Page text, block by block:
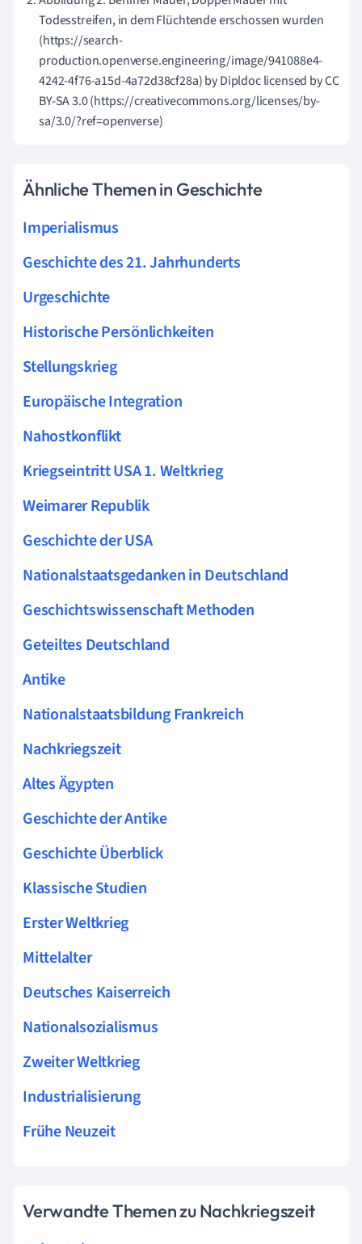
Todesstreifen, in dem Flüchtende erschossen wurden
(https://search-
production.openverse.engineering/image/941088e4-
4242-4f76-a15d-4a72d38cf28a) by Dipldoc licensed by CC
BY-SA 3.0 (https://creativecommons.org/licenses/by-
sa/3.0/?ref=openverse)
Ähnliche Themen in Geschichte
Imperialismus
Geschichte des 21. Jahrhunderts
Urgeschichte
Historische Persönlichkeiten
Stellungskrieg
Europäische Integration
Nahostkonflikt
Kriegseintritt USA 1. Weltkrieg
Weimarer Republik
Geschichte der USA
Nationalstaatsgedanken in Deutschland
Geschichtswissenschaft Methoden
Geteiltes Deutschland
Antike
Nationalstaatsbildung Frankreich
Nachkriegszeit
Altes Ägypten
Geschichte der Antike
Geschichte Überblick
Klassische Studien
Erster Weltkrieg
Mittelalter
Deutsches Kaiserreich
Nationalsozialismus
Zweiter Weltkrieg
Industrialisierung
Frühe Neuzeit
Verwandte Themen zu Nachkriegszeit